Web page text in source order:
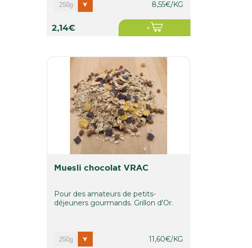
8,55€/KG
2,14€
muesli chocolat VRAC
Pour des amateurs de petits-
déjeuners gourmands. Grillon d'Or.
11,60€/KG